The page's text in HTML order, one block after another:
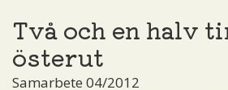
Två och en halv
österut
Samarbete 04/2012